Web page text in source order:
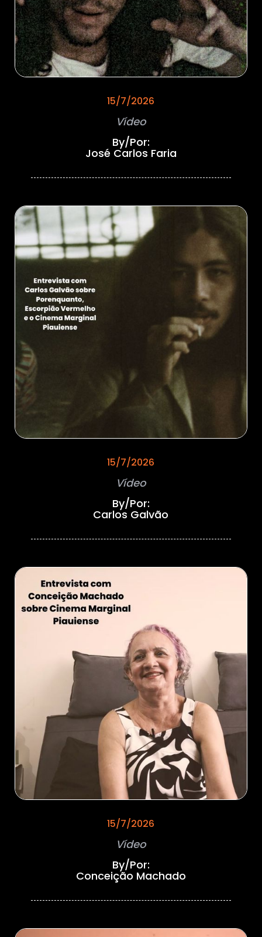
15/7/2026
Vídeo
By/Por:
José Carlos Faria
15/7/2026
Vídeo
By/Por:
Carlos Galvão
15/7/2026
Vídeo
By/Por:
Conceição Machado